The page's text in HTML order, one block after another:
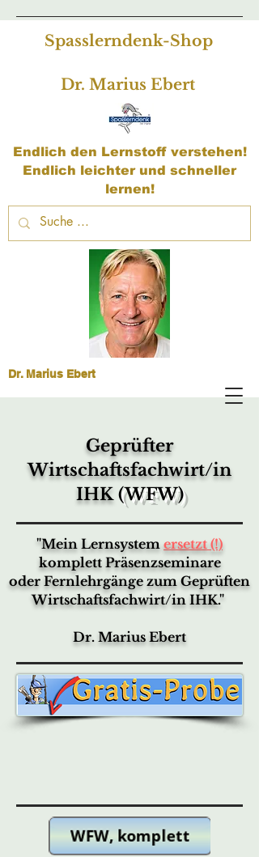
Spasslerndenk-Shop
Dr. Marius Ebert
Endlich den Lernstoff verstehen!
Endlich leichter und schneller
lernen!
Dr. Marius Ebert
Geprüfter
Wirtschaftsfachwirt/in
IHK (WFW)
"Mein Lernsystem ersetzt (!)
komplett Präsenzseminare
oder Fernlehrgänge zum Geprüften
Wirtschaftsfachwirt/in IHK."
Dr. Marius Ebert